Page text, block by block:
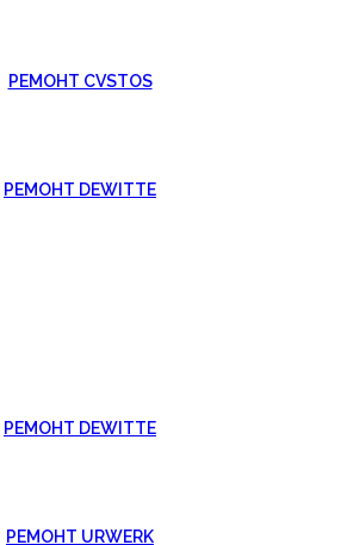
РЕМОНТ CVSTOS
РЕМОНТ DEWITTE
РЕМОНТ DEWITTE
РЕМОНТ URWERK